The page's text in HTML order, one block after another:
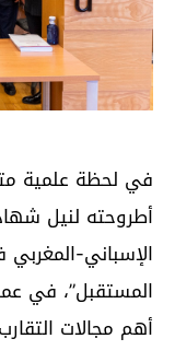
في لحظة علمية
أطروحته لنيل
الإسباني-
المستقبل”، في
أهم مجالات